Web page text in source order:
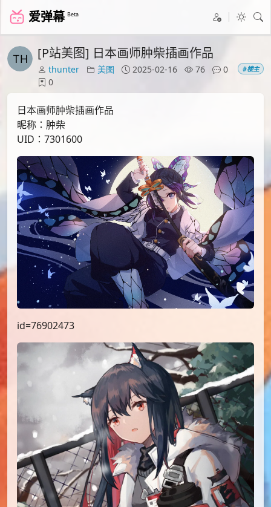
爱弹幕 Beta
[P站美图] 日本画师肿柴插画作品
thunter 美图 2025-02-16 76
0
0
#楼主
日本画师肿柴插画作品
昵称：肿柴
UID：7301600
id=76902473